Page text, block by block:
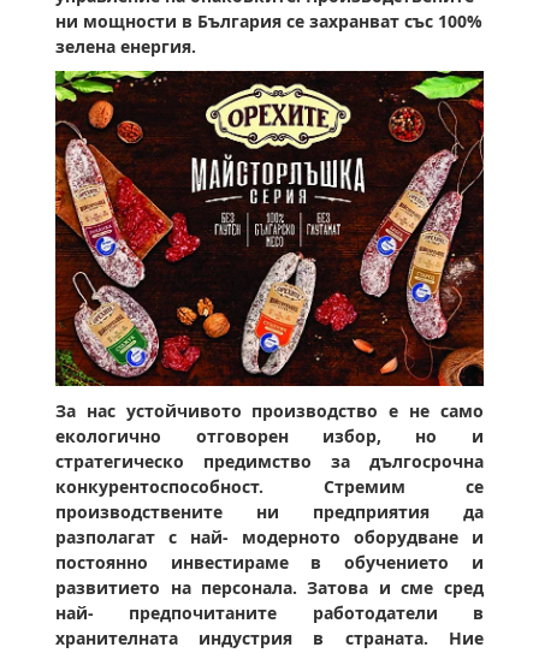
ни мощности в България се захранват със 100%
зелена енергия.
За нас устойчивото производство е не само
екологично отговорен избор, но и
стратегическо предимство за дългосрочна
конкурентоспособност. Стремим се
производствените ни предприятия да
разполагат с най- модерното оборудване и
постоянно инвестираме в обучението и
развитието на персонала. Затова и сме сред
най- предпочитаните работодатели в
хранителната индустрия в страната. Ние